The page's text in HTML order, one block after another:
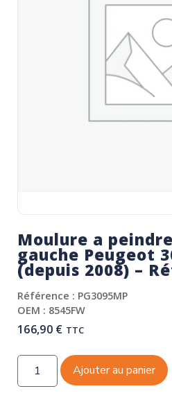
Moulure a
gauche Peugeot
(depuis 2008) –
Référence : PG3095MP
OEM : 8545FW
166,90 € TTC
Ajouter au panier